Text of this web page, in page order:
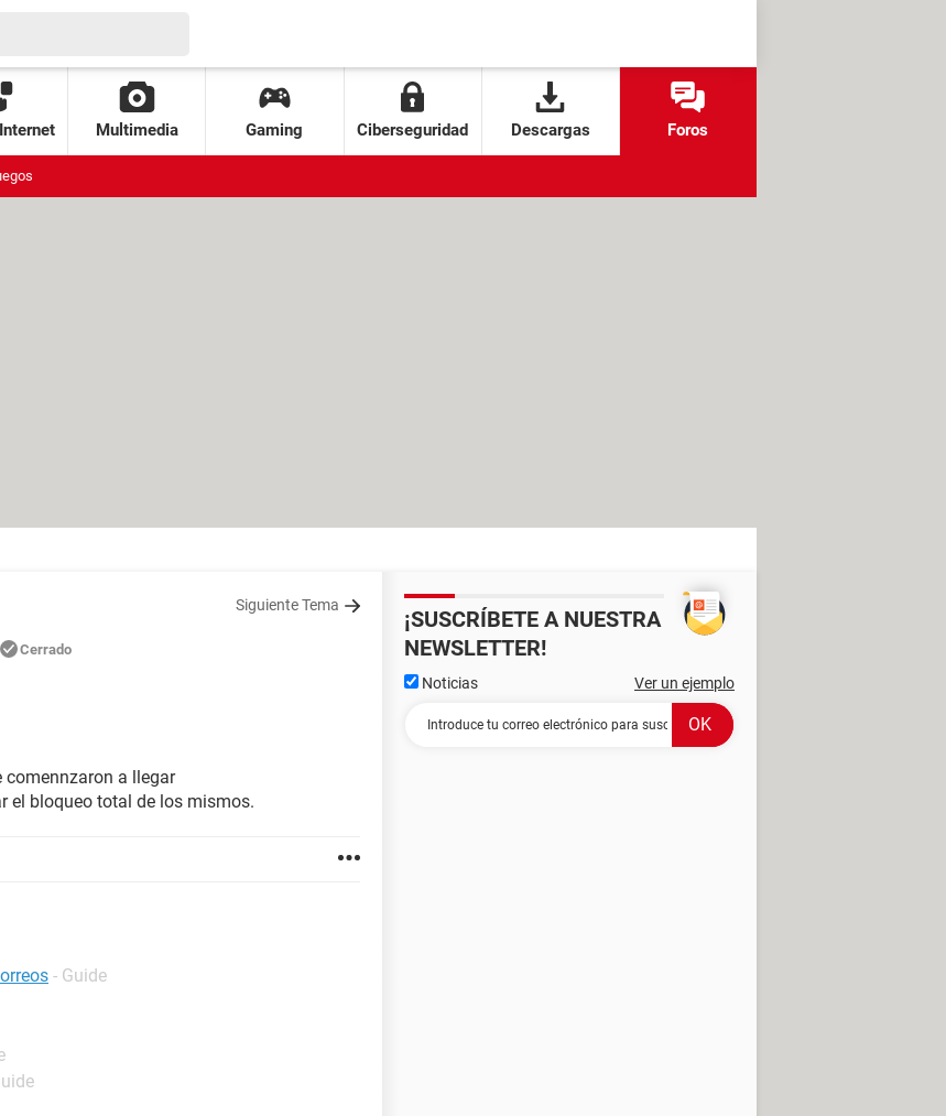
Multimedia Gaming Ciberseguridad Descargas Foros
Siguiente Tema
Cerrado
comennzaron a llegar
el bloqueo total de los mismos.
- Guide
¡SUSCRÍBETE A NUESTRA
NEWSLETTER!
Noticias Ver un ejemplo